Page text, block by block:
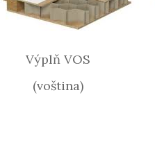
Výplň VOS
(voština)